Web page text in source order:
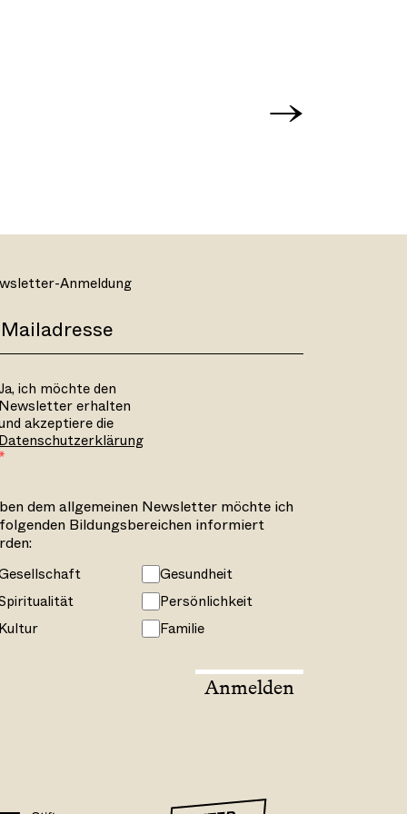
→
Anmeldung
ich möchte den
Newsletter erhalten
akzeptiere die
Datenschutzerklärung
dem allgemeinen Newsletter möchte ich
Bildungsbereichen informiert
Gesundheit
Persönlichkeit
Kultur
Familie
Anmelden